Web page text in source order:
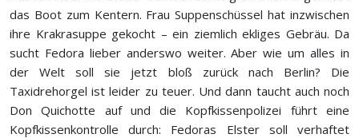
das Boot zum Kentern. Frau Suppenschüssel hat inzwischen
ihre Krakrasuppe gekocht – ein ziemlich ekliges Gebräu. Da
sucht Fedora lieber anderswo weiter. Aber wie um alles in
der Welt soll sie jetzt bloß zurück nach Berlin? Die
Taxidrehorgel ist leider zu teuer. Und dann taucht auch noch
Don Quichotte auf und die Kopfkissenpolizei führt eine
Kopfkissenkontrolle durch: Fedoras Elster soll verhaftet